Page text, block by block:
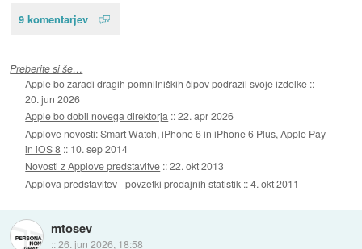
9 komentarjev
Preberite si še…
Apple bo zaradi dragih pomnilniških čipov podražil svoje izdelke ::
20. jun 2026
Apple bo dobil novega direktorja ::22. apr 2026
Applove novosti: Smart Watch, iPhone 6 in iPhone 6 Plus, Apple Pay
in iOS 8 :: 10. sep 2014
Novosti z Applove predstavitve ::22. okt 2013
Applova predstavitev - povzetki prodajnih statistik ::4. okt 2011
mtosev
::26. jun 2026, 18:58